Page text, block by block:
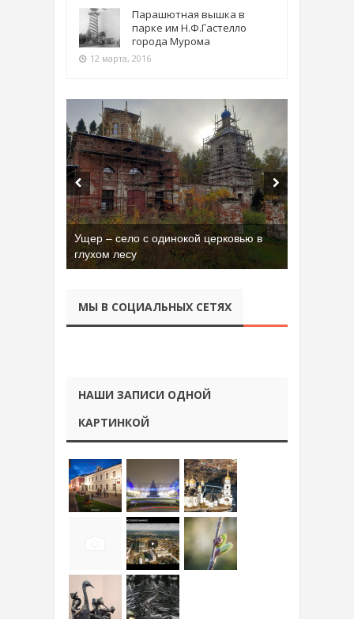
Парашютная вышка в
парке им Н.Ф.Гастелло
города Мурома
12 марта, 2016
Ущер – село с одинокой церковью в
глухом лесу
МЫ В СОЦИАЛЬНЫХ СЕТЯХ
НАШИ ЗАПИСИ ОДНОЙ
КАРТИНКОЙ